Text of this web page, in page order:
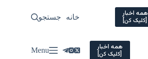
همه اخبار
[کلیک کن] خانه سیاسی
جستجو
همه اخبار
[کلیک کن] Menu